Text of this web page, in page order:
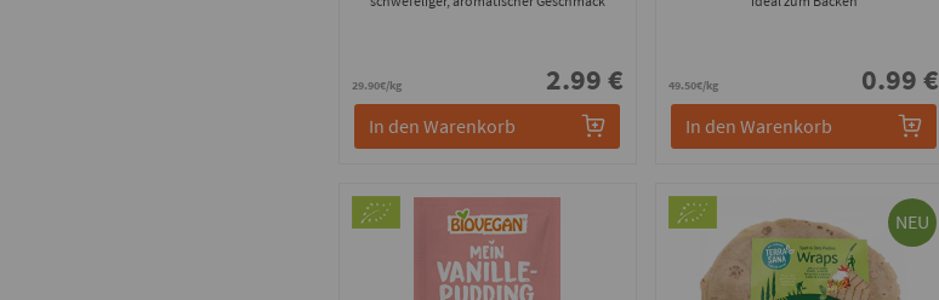
29.90€/kg 2.99 €
In den Warenkorb
49.50€/kg 0.99 €
In den Warenkorb
NEU